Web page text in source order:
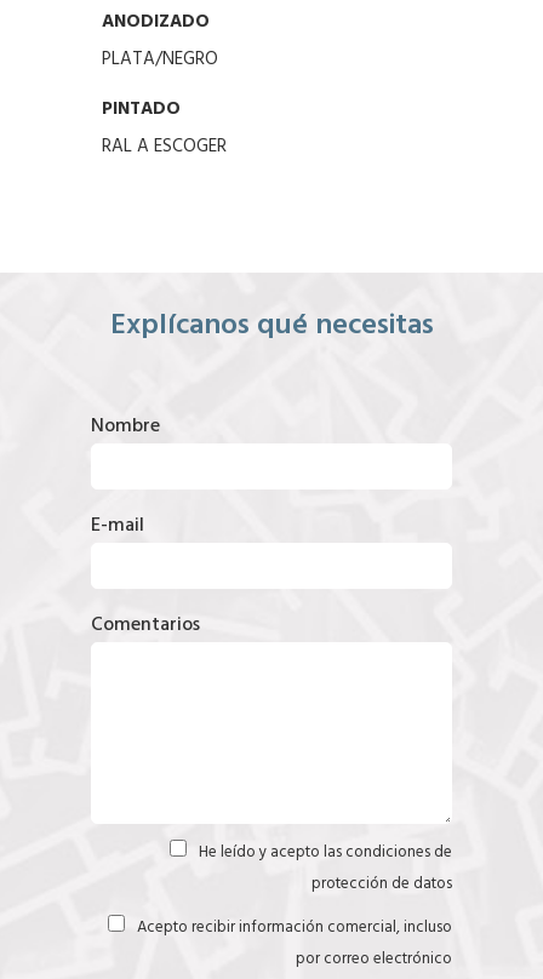
ANODIZADO
PLATA/NEGRO
PINTADO
RAL A ESCOGER
Explícanos qué necesitas
Nombre
E-mail
Comentarios
He leído y acepto lascondiciones de
protección de datos
Acepto recibir información comercial, incluso
por correo electrónico